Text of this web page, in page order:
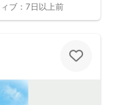
ブ： 7日以上前